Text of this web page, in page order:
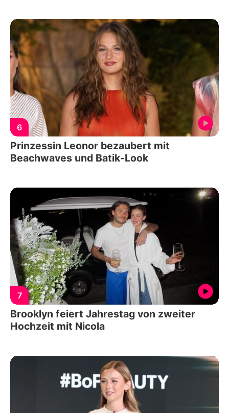
6
Prinzessin Leonor bezaubert mit
Beachwaves und Batik-Look
7
Brooklyn feiert Jahrestag von zweiter
Hochzeit mit Nicola